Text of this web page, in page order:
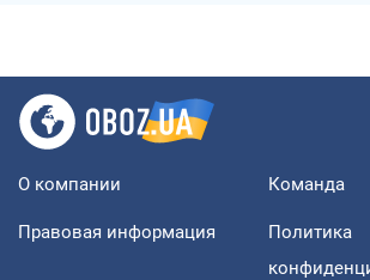
О компании Команда
Правовая информация
Политика